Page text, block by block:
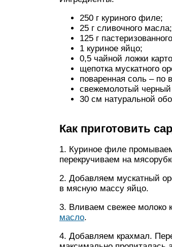
250 г куриного филе;
25 г сливочного масла;
125 г
1 куриное яйцо;
0,5 чайной ложки
щепотка мускатного
поваренная соль – по
свежемолотый черный
30 см натуральной
Как приготовить
1. Куриное филе
перекручиваем на
2. Добавляем мускатный
в мясную массу яйцо.
3. Вливаем свежее молоко
масло.
4. Добавляем крахмал.